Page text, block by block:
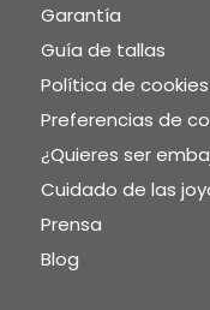
Garantía
Guía de tallas
Política de cookies
Preferencias de
¿Quieres ser
Cuidado de las
Prensa
Blog